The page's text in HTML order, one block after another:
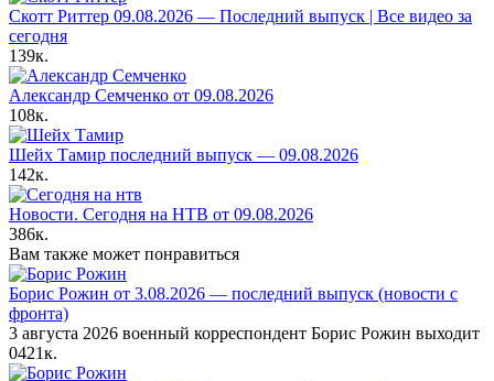
Скотт Риттер 09.08.2026 — Последний выпуск | Все видео за
сегодня
139к.
Александр Семченко от 09.08.2026
108к.
Шейх Тамир последний выпуск — 09.08.2026
142к.
Новости. Сегодня на НТВ от 09.08.2026
386к.
Вам также может понравиться
Борис Рожин от 3.08.2026 — последний выпуск (новости с
фронта)
3 августа 2026 военный корреспондент Борис Рожин выходит
0421к.